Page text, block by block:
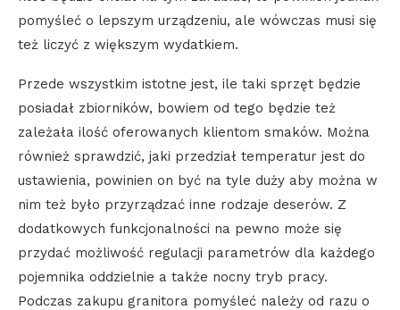
pomyśleć o lepszym urządzeniu, ale wówczas musi się
też liczyć z większym wydatkiem.
Przede wszystkim istotne jest, ile taki sprzęt będzie
posiadał zbiorników, bowiem od tego będzie też
zależała ilość oferowanych klientom smaków. Można
również sprawdzić, jaki przedział temperatur jest do
ustawienia, powinien on być na tyle duży aby można w
nim też było przyrządzać inne rodzaje deserów. Z
dodatkowych funkcjonalności na pewno może się
przydać możliwość regulacji parametrów dla każdego
pojemnika oddzielnie a także nocny tryb pracy.
Podczas zakupu granitora pomyśleć należy od razu o